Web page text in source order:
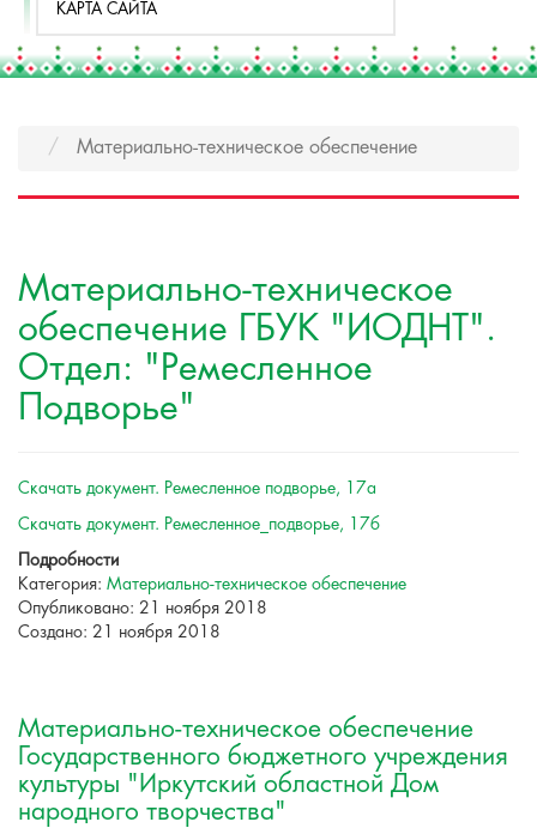
КАРТА САЙТА
Материально-техническое обеспечение
Материально-техническое
обеспечение ГБУК "ИОДНТ".
Отдел: "Ремесленное
Подворье"
Скачать документ. Ремесленное подворье, 17а
Скачать документ. Ремесленное_подворье, 17б
Подробности
Категория: Материально-техническое обеспечение
Опубликовано: 21 ноября 2018
Создано: 21 ноября 2018
Материально-техническое обеспечение
Государственного бюджетного учреждения
культуры "Иркутский областной Дом
народного творчества"